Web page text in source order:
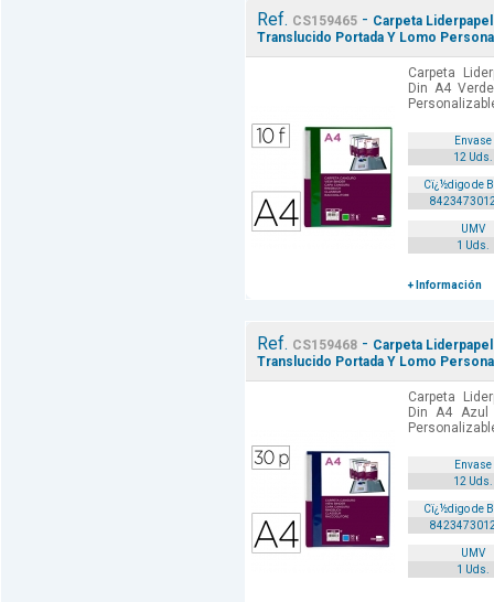
Ref. CS159465 - Carpeta
Translucido Portada Y Lomo
Carpeta
Din A4
Envase
12 Uds.
Cï¿½digo de
UMV
1 Uds.
+ Información
Ref. CS159468 - Carpeta
Translucido Portada Y Lomo
Carpeta
Din A4 Azul
Envase
12 Uds.
Cï¿½digo de
UMV
1 Uds.